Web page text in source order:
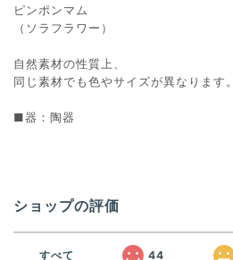
ピンポンマム
（ソラフラワー）
自然素材の性質上、
同じ素材でも色やサイズが異なります。
■器：陶器
ショップの評価
すべて 44